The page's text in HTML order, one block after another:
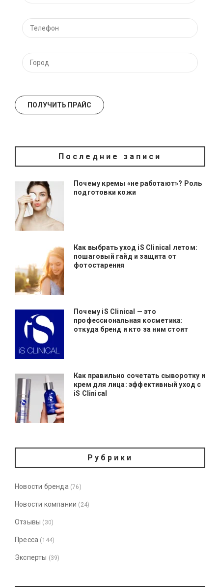
Последние записи
Почему кремы «не работают»? Роль
подготовки кожи
Как выбрать уход iS Clinical летом:
пошаговый гайд и защита от
фотостарения
Почему iS Clinical — это
профессиональная косметика:
откуда бренд и кто за ним стоит
Как правильно сочетать сыворотку и
крем для лица: эффективный уход с
iS Clinical
Рубрики
Новости бренда (76)
Новости компании (24)
Отзывы (30)
Пресса (144)
Эксперты (39)